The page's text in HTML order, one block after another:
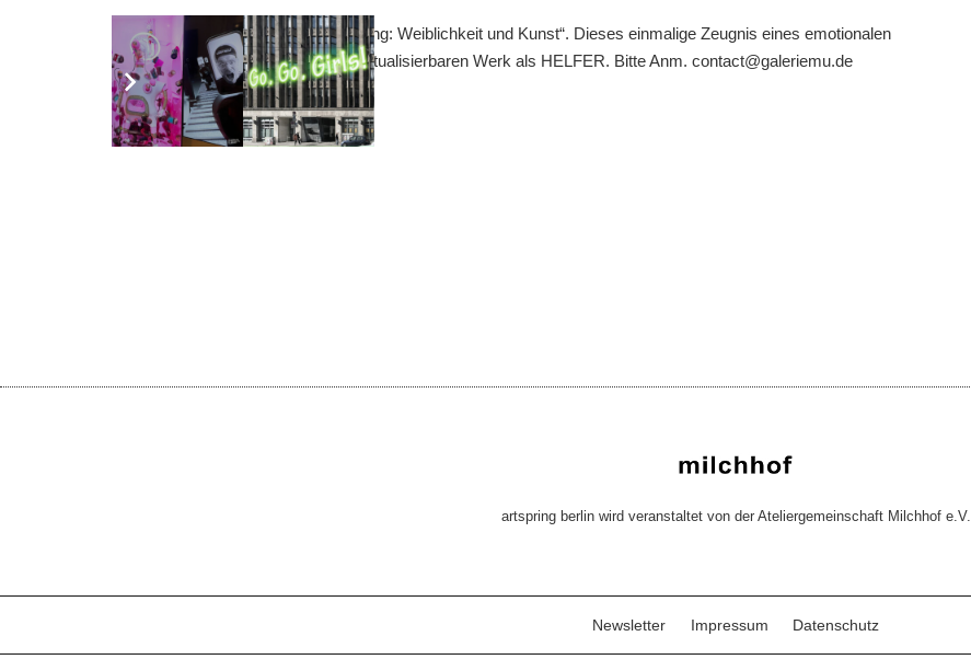
DOKU-FILM:“Systemische Aufstellung: Weiblichkeit und Kunst“. Dieses einmalige Zeugnis eines emotionalen
Prozesses offenbart den Weg zum ritualisierbaren Werk als HELFER. Bitte Anm. contact@galeriemu.de
artspring berlin wird veranstaltet von der Ateliergemeinschaft Milchhof e.V.
Newsletter Impressum Datenschutz